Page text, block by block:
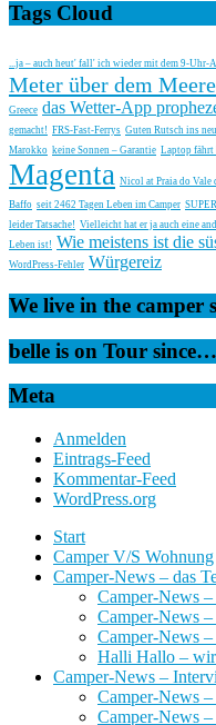
Tags Cloud
...ja – auch heut' fall' ich wieder mit dem 9-Uhr-
Meter über dem
Greece das Wetter-App
gemacht! FRS-Fast-Ferrys Guten Rutsch ins
Marokko keine Sonnen – Garantie Laptop fährt
Magenta Nicol at Praia do Vale
Baffo seit 2462 Tagen Leben im Camper
leider Tatsache! Vielleicht hat er ja auch eine
Leben ist! Wie meistens ist die
WordPress-Fehler Würgereiz
We live in the camper
belle is on Tour since…
Meta
Anmelden
Eintrags-Feed
Kommentar-Feed
WordPress.org
Start
Camper V/S Wohnung
Camper-News – das
Camper-News
Camper-News
Camper-News –
Halli Hallo – wir
Camper-News –
Camper-News
Camper-News